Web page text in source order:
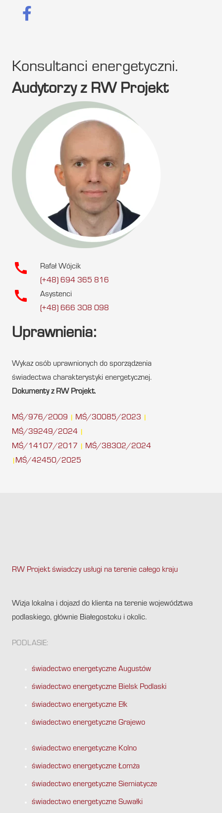
Konsultanci energetyczni.
Audytorzy z RW Projekt
call
Rafał Wójcik
(+48) 694 365 816
call
Asystenci
(+48) 666 308 098
Uprawnienia:
Wykaz osób uprawnionych do sporządzenia
świadectwa charakterystyki energetycznej.
Dokumenty z RW Projekt.
MŚ/976/2009 MŚ/30085/2023
MŚ/39249/2024
MŚ/14107/2017 MŚ/38302/2024
MŚ/42450/2025
RW Projekt świadczy usługi na terenie całego kraju
Wizja lokalna i dojazd do klienta na terenie województwa
podlaskiego, głównie Białegostoku i okolic.
PODLASIE:
świadectwo energetyczne Augustów
świadectwo energetyczne Bielsk Podlaski
świadectwo energetyczne Ełk
świadectwo energetyczne Grajewo
świadectwo energetyczne Kolno
świadectwo energetyczne Łomża
świadectwo energetyczne Siemiatycze
świadectwo energetyczne Suwałki